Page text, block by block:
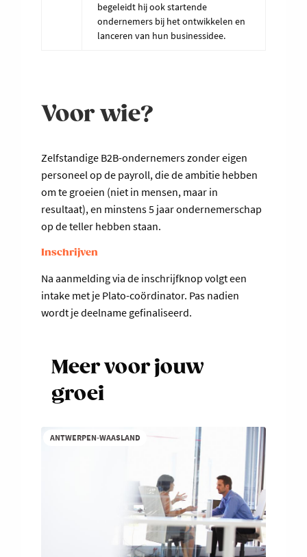
begeleidt hij ook startende
ondernemers bij het ontwikkelen en
lanceren van hun businessidee.
Voor wie?
Zelfstandige B2B-ondernemers zonder eigen
personeel op de payroll, die de ambitie hebben
om te groeien (niet in mensen, maar in
resultaat), en minstens 5 jaar ondernemerschap
op de teller hebben staan.
Inschrijven
Na aanmelding via de inschrijfknop volgt een
intake met je Plato-coördinator. Pas nadien
wordt je deelname gefinaliseerd.
Meer voor jouw
groei
ANTWERPEN-WAASLAND